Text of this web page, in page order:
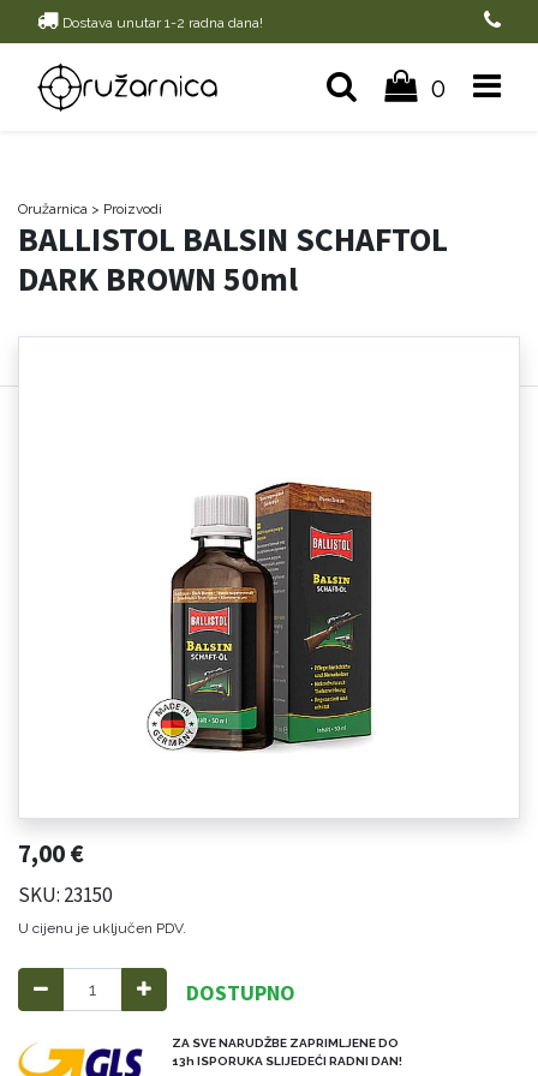
Dostava unutar 1-2 radna dana!
0
Oružarnica > Proizvodi
BALLISTOL BALSIN SCHAFTOL
DARK BROWN 50ml
7,00€
SKU: 23150
U cijenu je uključen PDV.
DOSTUPNO
ZA SVE NARUDŽBE ZAPRIMLJENE DO
13h ISPORUKA SLIJEDEĆI RADNI DAN!